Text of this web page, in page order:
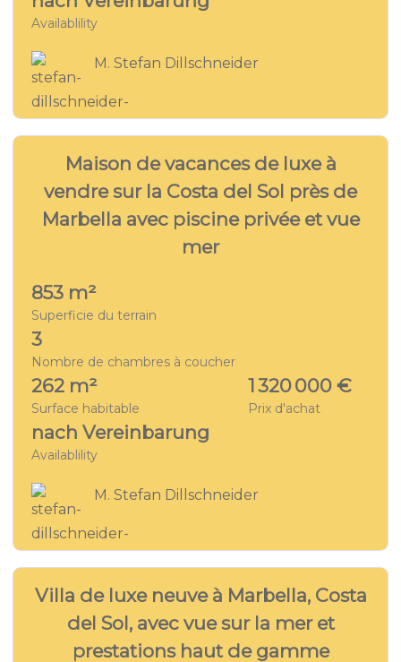
Availablility
M. Stefan Dillschneider
28 VILLA - MA 7981
Maison de vacances de luxe à
vendre sur la Costa del Sol près de
Marbella avec piscine privée et vue
mer
853 m²
Superficie du terrain
3
Nombre de chambres à coucher
262 m²
Surface habitable
1 320 000 €
Prix d'achat
nach Vereinbarung
Availablility
M. Stefan Dillschneider
31 VILLA - MA 8956
Villa de luxe neuve à Marbella, Costa
del Sol, avec vue sur la mer et
prestations haut de gamme